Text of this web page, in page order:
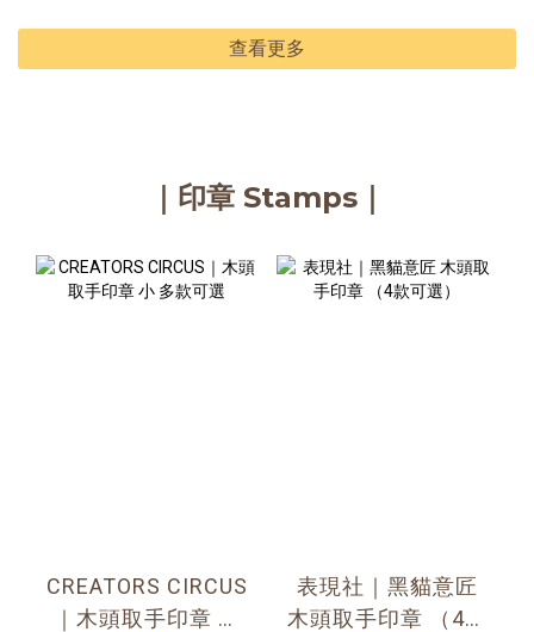
查看更多
｜印章 Stamps｜
CREATORS CIRCUS
｜木頭取手印章 小
表現社｜黑貓意匠
木頭取手印章 （4款